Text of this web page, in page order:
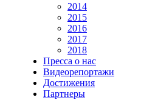
2014
2015
2016
2017
2018
Пресса о нас
Видеорепортажи
Достижения
Партнеры